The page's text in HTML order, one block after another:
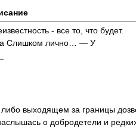
- все то, что будет.
Слишком лично… — У
выходящем за границы
о добродетели и